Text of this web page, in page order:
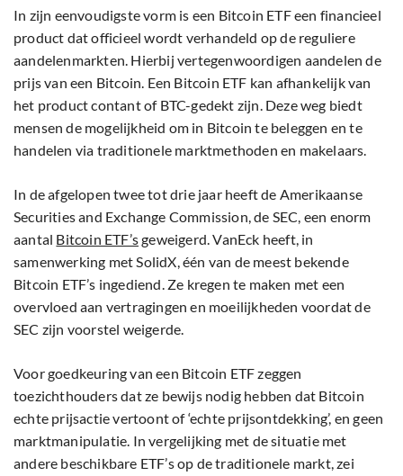
In zijn eenvoudigste vorm is een Bitcoin ETF een financieel
product dat officieel wordt verhandeld op de reguliere
aandelenmarkten. Hierbij vertegenwoordigen aandelen de
prijs van een Bitcoin. Een Bitcoin ETF kan afhankelijk van
het product contant of BTC-gedekt zijn. Deze weg biedt
mensen de mogelijkheid om in Bitcoin te beleggen en te
handelen via traditionele marktmethoden en makelaars.
In de afgelopen twee tot drie jaar heeft de Amerikaanse
Securities and Exchange Commission, de SEC, een enorm
aantal Bitcoin ETF’sgeweigerd. VanEck heeft, in
samenwerking met SolidX, één van de meest bekende
Bitcoin ETF’s ingediend. Ze kregen te maken met een
overvloed aan vertragingen en moeilijkheden voordat de
SEC zijn voorstel weigerde.
Voor goedkeuring van een Bitcoin ETF zeggen
toezichthouders dat ze bewijs nodig hebben dat Bitcoin
echte prijsactie vertoont of ‘echte prijsontdekking’, en geen
marktmanipulatie. In vergelijking met de situatie met
andere beschikbare ETF’s op de traditionele markt, zei